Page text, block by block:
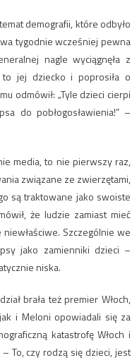
demografii, które odbyło
tygodnie wcześniej pewna
nagle wyciągnęła z
to jej dziecko i poprosiła o
odmówił: „Tyle dzieci cierpi
do pobłogosławienia!” –
media, to nie pierwszy raz,
związane ze zwierzętami,
są traktowane jako swoiste
że ludzie zamiast mieć
Szczególnie we
jako zamienniki dzieci –
niska.
brała też premier Włoch,
i Meloni opowiadali się za
katastrofę Włoch i
To, czy rodzą się dzieci, jest